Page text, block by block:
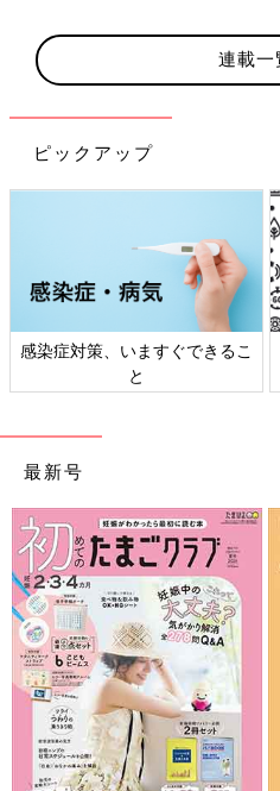
連載一
ピックアップ
感染症対策、いますぐできるこ
と
最新号